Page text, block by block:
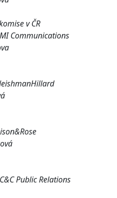
v ČR
Communications
Public Relations